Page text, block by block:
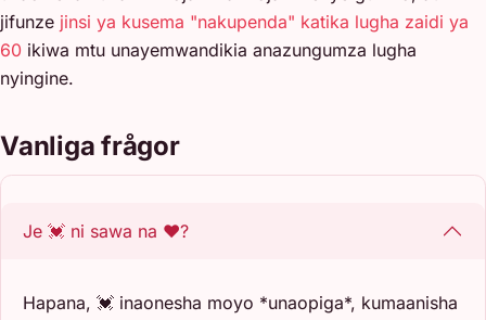
jifunze jinsi ya kusema "nakupenda" katika lugha zaidi ya
60 ikiwa mtu unayemwandikia anazungumza lugha
nyingine.
Vanliga frågor
Je 💓 ni sawa na ❤️?
Hapana, 💓 inaonesha moyo *unaopiga*, kumaanisha